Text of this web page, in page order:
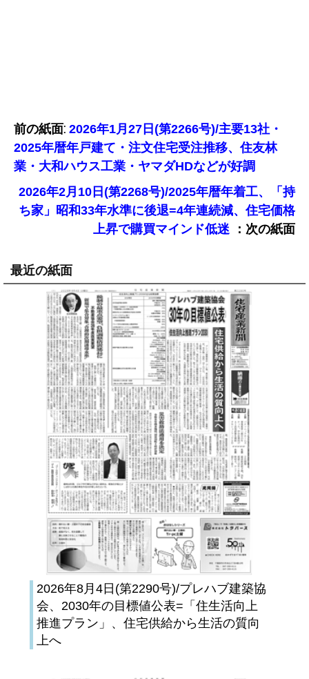
前の紙面: 2026年1月27日(第2266号)/主要13社・
2025年暦年戸建て・注文住宅受注推移、住友林
業・大和ハウス工業・ヤマダHDなどが好調
2026年2月10日(第2268号)/2025年暦年着工、「持
ち家」昭和33年水準に後退=4年連続減、住宅価格
上昇で購買マインド低迷
：次の紙面
最近の紙面
2026年8月4日(第2290号)/プレハブ建築協
会、2030年の目標値公表=「住生活向上
推進プラン」、住宅供給から生活の質向
上へ